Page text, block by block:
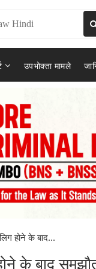
उपभोक्ता मामले
होने के बाद...
के बाद